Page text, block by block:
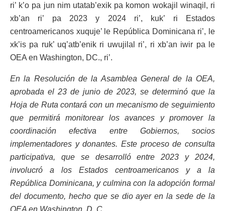
ri’ k’o pa jun nim utatab’exik pa komon wokajil winaqil, ri
xb’an ri’ pa 2023 y 2024 ri’, kuk’ ri Estados
centroamericanos xuquje’ le República Dominicana ri’, le
xk’is pa ruk’ uq’atb’enik ri uwujilal ri’, ri xb’an iwir pa le
OEA en Washington, DC., ri’.
En la Resolución de la Asamblea General de la OEA,
aprobada el 23 de junio de 2023, se determinó que la
Hoja de Ruta contará con un mecanismo de seguimiento
que permitirá monitorear los avances y promover la
coordinación efectiva entre Gobiernos, socios
implementadores y donantes. Este proceso de consulta
participativa, que se desarrolló entre 2023 y 2024,
involucró a los Estados centroamericanos y a la
República Dominicana, y culmina con la adopción formal
del documento, hecho que se dio ayer en la sede de la
OEA en Washington, D. C.